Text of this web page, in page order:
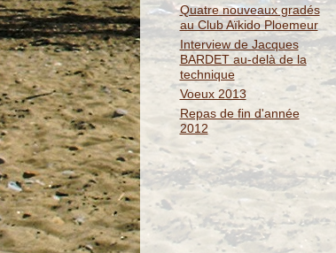
Quatre nouveaux gradés
au Club Aïkido Ploemeur
Interview de Jacques
BARDET au-delà de la
technique
Voeux 2013
Repas de fin d'année
2012